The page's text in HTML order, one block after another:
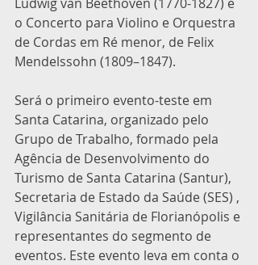
o Concerto para Violino e Orquestra
de Cordas em Ré menor, de Felix
Mendelssohn (1809–1847).
Será o primeiro evento-teste em
Santa Catarina, organizado pelo
Grupo de Trabalho, formado pela
Agência de Desenvolvimento do
Turismo de Santa Catarina (Santur),
Secretaria de Estado da Saúde (SES) ,
Vigilância Sanitária de Florianópolis e
representantes do segmento de
eventos. Este evento leva em conta o